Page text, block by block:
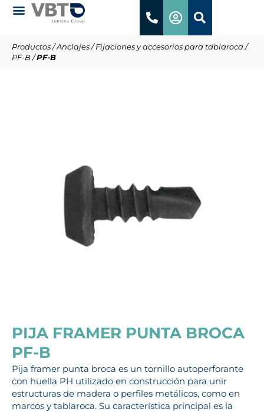
Productos/Anclajes/Fijaciones y accesorios para tablaroca/
PF-B/PF-B
PIJA FRAMER PUNTA BROCA
PF-B
Pija framer punta broca es un tornillo autoperforante
con huella PH utilizado en construcción para unir
estructuras de madera o perfiles metálicos, como en
marcos y tablaroca. Su característica principal es la